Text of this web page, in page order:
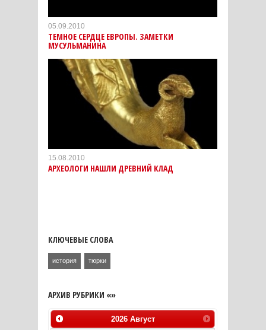
05.09.2010
ТЕМНОЕ СЕРДЦЕ ЕВРОПЫ. ЗАМЕТКИ
МУСУЛЬМАНИНА
15.08.2010
АРХЕОЛОГИ НАШЛИ ДРЕВНИЙ КЛАД
КЛЮЧЕВЫЕ СЛОВА
история тюрки
АРХИВ РУБРИКИ «»
2026 Август